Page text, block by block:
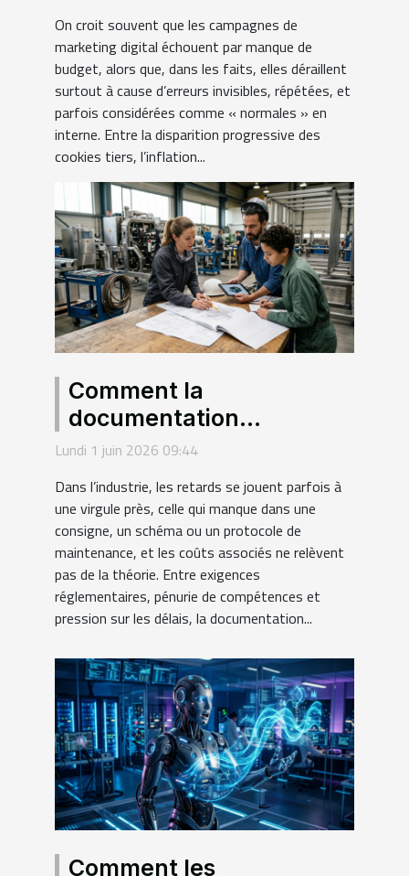
On croit souvent que les campagnes de
marketing digital échouent par manque de
budget, alors que, dans les faits, elles déraillent
surtout à cause d’erreurs invisibles, répétées, et
parfois considérées comme « normales » en
interne. Entre la disparition progressive des
cookies tiers, l’inflation...
Comment la
documentation
technique façonne la
industriels
Lundi 1 juin 2026 09:44
Dans l’industrie, les retards se jouent parfois à
une virgule près, celle qui manque dans une
consigne, un schéma ou un protocole de
maintenance, et les coûts associés ne relèvent
pas de la théorie. Entre exigences
réglementaires, pénurie de compétences et
pression sur les délais, la documentation...
Comment les